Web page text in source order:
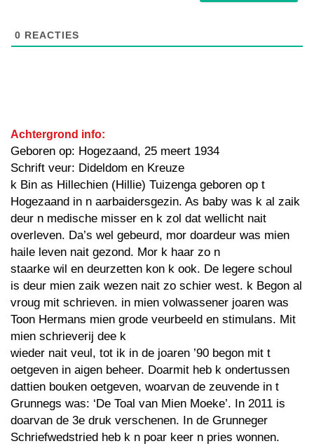
0 REACTIES
Achtergrond info:
Geboren op: Hogezaand, 25 meert 1934
Schrift veur: Dideldom en Kreuze
k Bin as Hillechien (Hillie) Tuizenga geboren op t
Hogezaand in n aarbaidersgezin. As baby was k al zaik
deur n medische misser en k zol dat wellicht nait
overleven. Da’s wel gebeurd, mor doardeur was mien
haile leven nait gezond. Mor k haar zo n
staarke wil en deurzetten kon k ook. De legere schoul
is deur mien zaik wezen nait zo schier west. k Begon al
vroug mit schrieven. in mien volwassener joaren was
Toon Hermans mien grode veurbeeld en stimulans. Mit
mien schrieverij dee k
wieder nait veul, tot ik in de joaren ’90 begon mit t
oetgeven in aigen beheer. Doarmit heb k ondertussen
dattien bouken oetgeven, woarvan de zeuvende in t
Grunnegs was: ‘De Toal van Mien Moeke’. In 2011 is
doarvan de 3e druk verschenen. In de Grunneger
Schriefwedstried heb k n poar keer n pries wonnen.